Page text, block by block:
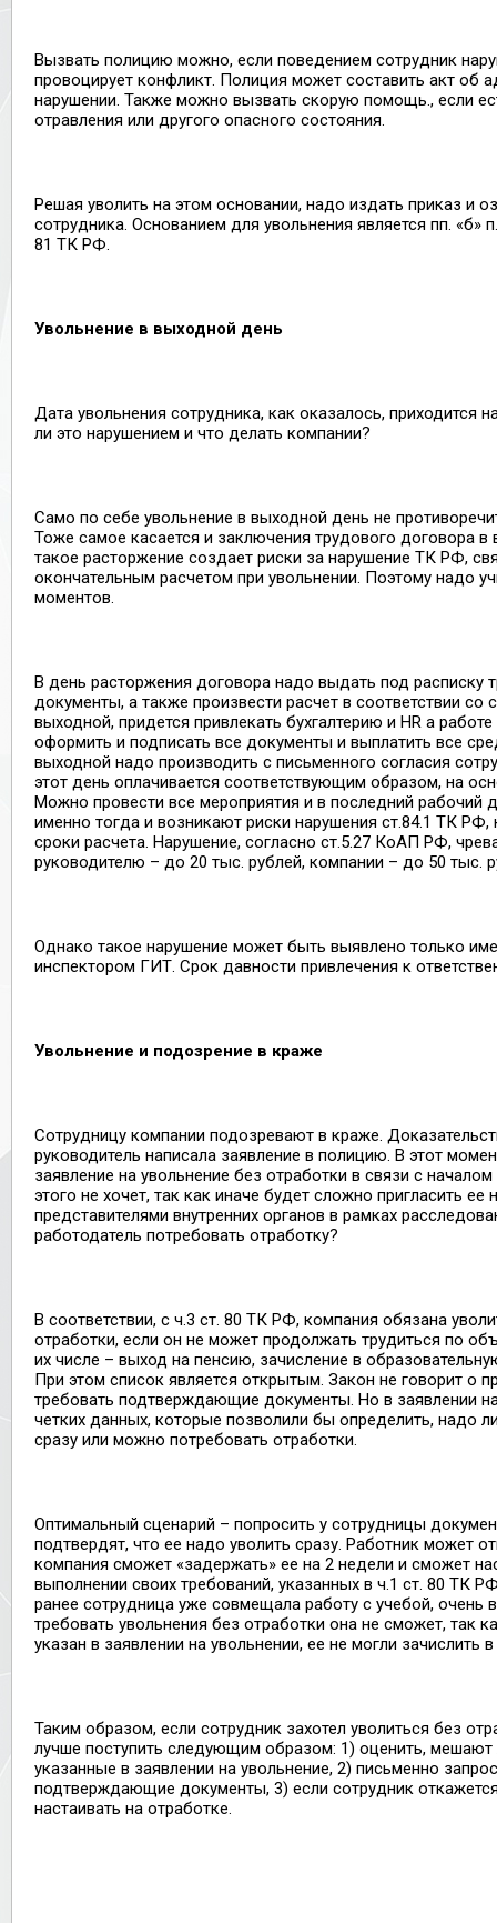
Вызвать полицию можно, если поведением сотрудник
провоцирует конфликт. Полиция может составить акт об
нарушении. Также можно вызвать скорую помощь., если
отравления или другого опасного состояния.
Решая уволить на этом основании, надо издать приказ и
сотрудника. Основанием для увольнения является пп. «б»
81 ТК РФ.
Увольнение в выходной день
Дата увольнения сотрудника, как оказалось, приходится
ли это нарушением и что делать компании?
Само по себе увольнение в выходной день не
Тоже самое касается и заключения трудового договора
такое расторжение создает риски за нарушение ТК РФ,
окончательным расчетом при увольнении. Поэтому надо
моментов.
В день расторжения договора надо выдать под расписку
документы, а также произвести расчет в соответствии
выходной, придется привлекать бухгалтерию и HR а
оформить и подписать все документы и выплатить все
выходной надо производить с письменного согласия
этот день оплачивается соответствующим образом, на
Можно провести все мероприятия и в последний рабочий
именно тогда и возникают риски нарушения ст.84.1 ТК РФ,
сроки расчета. Нарушение, согласно ст.5.27 КоАП РФ,
руководителю – до 20 тыс. рублей, компании – до 50 тыс.
Однако такое нарушение может быть выявлено только
инспектором ГИТ. Срок давности привлечения к
Увольнение и подозрение в краже
Сотрудницу компании подозревают в краже.
руководитель написала заявление в полицию. В этот
заявление на увольнение без отработки в связи с
этого не хочет, так как иначе будет сложно пригласить ее
представителями внутренних органов в рамках
работодатель потребовать отработку?
В соответствии, с ч.3 ст. 80 ТК РФ, компания обязана
отработки, если он не может продолжать трудиться по
их числе – выход на пенсию, зачисление в
При этом список является открытым. Закон не говорит о
требовать подтверждающие документы. Но в заявлении
четких данных, которые позволили бы определить, надо
сразу или можно потребовать отработки.
Оптимальный сценарий – попросить у сотрудницы
подтвердят, что ее надо уволить сразу. Работник может
компания сможет «задержать» ее на 2 недели и сможет
выполнении своих требований, указанных в ч.1 ст. 80 ТК
ранее сотрудница уже совмещала работу с учебой, очень
требовать увольнения без отработки она не сможет, так
указан в заявлении на увольнении, ее не могли зачислить в
Таким образом, если сотрудник захотел уволиться без
лучше поступить следующим образом: 1) оценить, мешают
указанные в заявлении на увольнение, 2) письменно
подтверждающие документы, 3) если сотрудник
настаивать на отработке.